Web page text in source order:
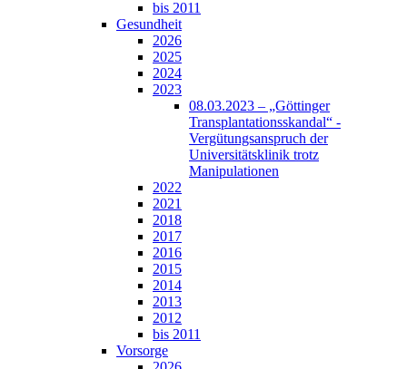
bis 2011
Gesundheit
2026
2025
2024
2023
08.03.2023 – „Göttinger
Transplantationsskandal“ -
Vergütungsanspruch der
Universitätsklinik trotz
Manipulationen
2022
2021
2018
2017
2016
2015
2014
2013
2012
bis 2011
Vorsorge